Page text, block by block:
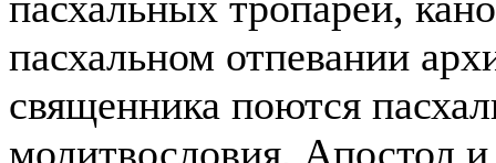
пасхальном отпевании
священника поются
молитвословия, Апостол и